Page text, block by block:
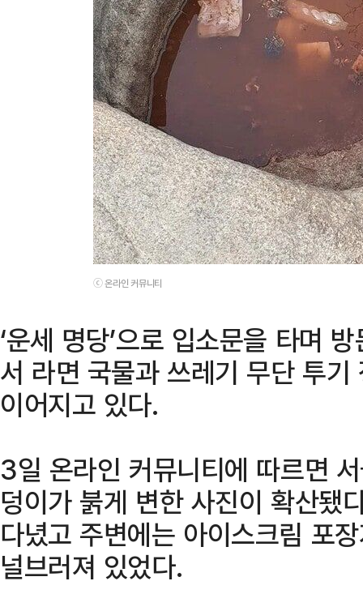
ⓒ 온라인 커뮤니티
‘운세 명당’으로 입소문을 타며
서 라면 국물과 쓰레기 무단 투
이어지고 있다.
3일 온라인 커뮤니티에 따르면
덩이가 붉게 변한 사진이 확산됐
다녔고 주변에는 아이스크림 포
널브러져 있었다.